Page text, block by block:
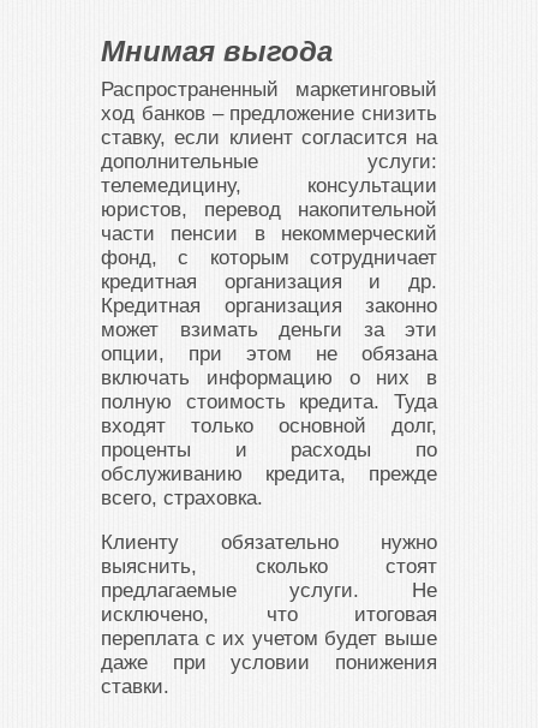
Мнимая выгода
Распространенный маркетинговый
ход банков – предложение снизить
ставку, если клиент согласится на
дополнительные услуги:
телемедицину, консультации
юристов, перевод накопительной
части пенсии в некоммерческий
фонд, с которым сотрудничает
кредитная организация и др.
Кредитная организация законно
может взимать деньги за эти
опции, при этом не обязана
включать информацию о них в
полную стоимость кредита. Туда
входят только основной долг,
проценты и расходы по
обслуживанию кредита, прежде
всего, страховка.
Клиенту обязательно нужно
выяснить, сколько стоят
предлагаемые услуги. Не
исключено, что итоговая
переплата с их учетом будет выше
даже при условии понижения
ставки.